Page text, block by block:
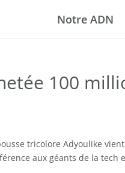
Notre ADN
100
tricolore Adyoulike
aux géants de la tech